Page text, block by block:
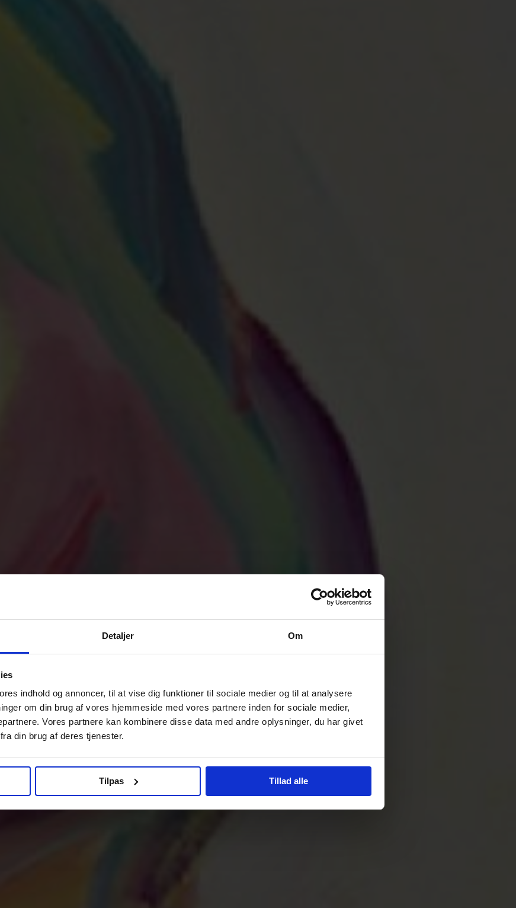
Detaljer Om
indhold og annoncer, til at vise dig funktioner til sociale medier og til at analysere
om din brug af vores hjemmeside med vores partnere inden for sociale medier,
Vores partnere kan kombinere disse data med andre oplysninger, du har givet
din brug af deres tjenester.
Tilpas Tillad alle